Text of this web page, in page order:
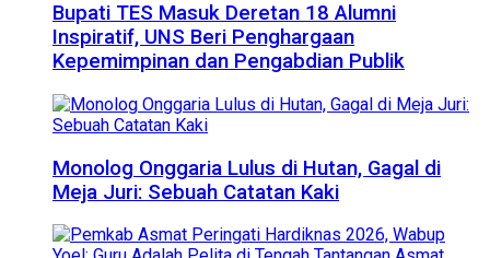
Bupati TES Masuk Deretan 18 Alumni
Inspiratif, UNS Beri Penghargaan
Kepemimpinan dan Pengabdian Publik
Monolog Onggaria Lulus di Hutan, Gagal di
Meja Juri: Sebuah Catatan Kaki